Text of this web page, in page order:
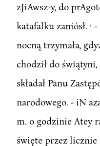
zJiAwsz-y, do
katafalku zaniósł. ·
nocną trzymała,
chodził do
składał Panu
narodowego. - iN
m. o godzinie Atey
święte przez